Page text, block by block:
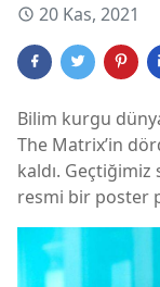
20 Kas, 2021
Bilim kurgu
The Matrix’in
kaldı.
resmi bir poster